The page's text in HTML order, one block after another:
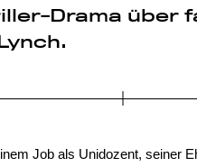
Drama über
Job als Unidozent, seiner